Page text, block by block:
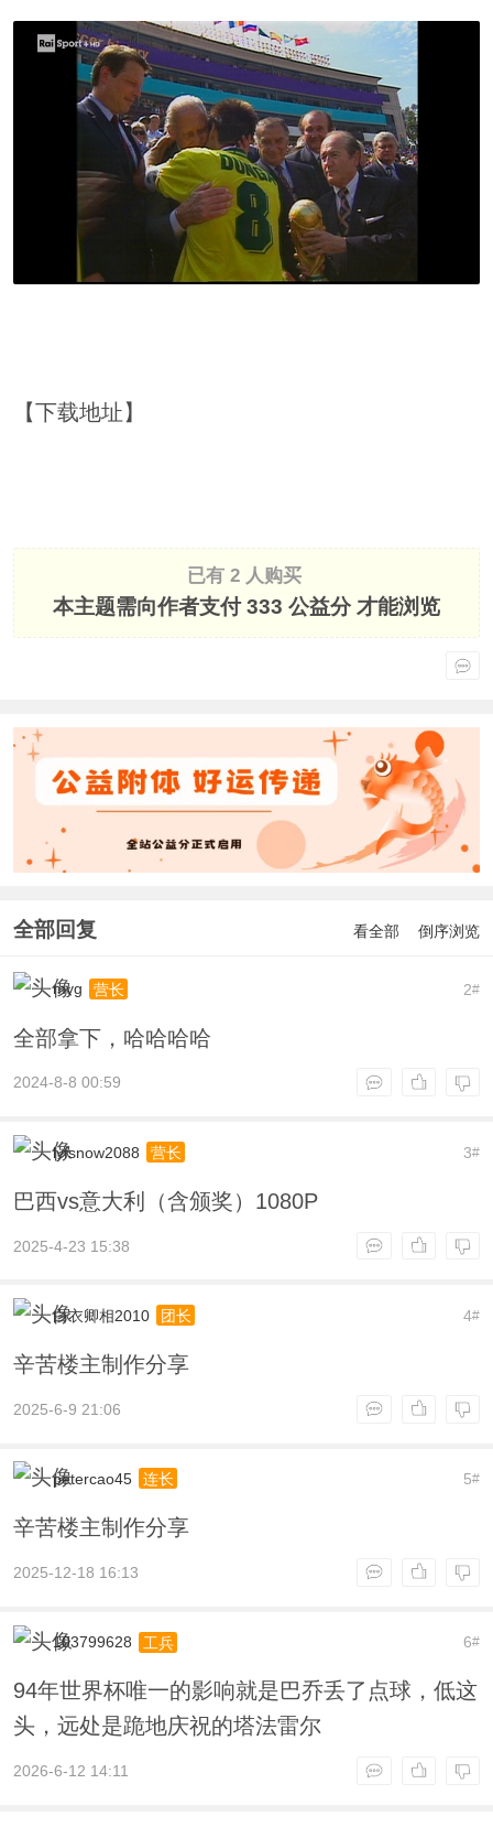
【下载地址】
已有 2 人购买
本主题需向作者支付333 公益分才能浏览
全部回复 看全部 倒序浏览
2#
myg 营长
全部拿下，哈哈哈哈
2024-8-8 00:59
3#
lyfsnow2088 营长
巴西vs意大利（含颁奖）1080P
2025-4-23 15:38
4#
白衣卿相2010 团长
辛苦楼主制作分享
2025-6-9 21:06
5#
petercao45 连长
辛苦楼主制作分享
2025-12-18 16:13
6#
103799628 工兵
94年世界杯唯一的影响就是巴乔丢了点球，低这
头，远处是跪地庆祝的塔法雷尔
2026-6-12 14:11